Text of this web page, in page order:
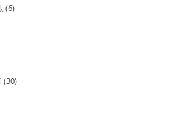
(6)
(30)